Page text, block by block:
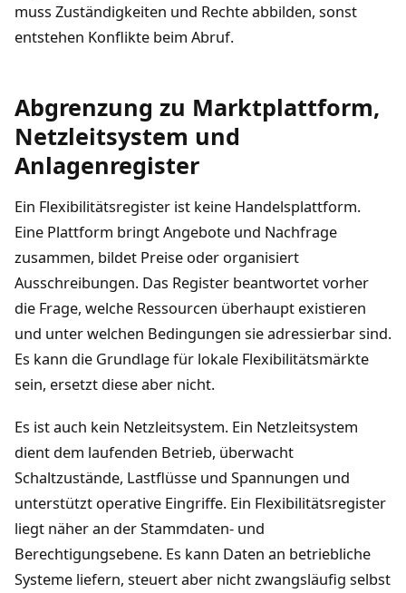
muss Zuständigkeiten und Rechte abbilden, sonst
entstehen Konflikte beim Abruf.
Abgrenzung zu Marktplattform,
Netzleitsystem und
Anlagenregister
Ein Flexibilitätsregister ist keine Handelsplattform.
Eine Plattform bringt Angebote und Nachfrage
zusammen, bildet Preise oder organisiert
Ausschreibungen. Das Register beantwortet vorher
die Frage, welche Ressourcen überhaupt existieren
und unter welchen Bedingungen sie adressierbar sind.
Es kann die Grundlage für lokale Flexibilitätsmärkte
sein, ersetzt diese aber nicht.
Es ist auch kein Netzleitsystem. Ein Netzleitsystem
dient dem laufenden Betrieb, überwacht
Schaltzustände, Lastflüsse und Spannungen und
unterstützt operative Eingriffe. Ein Flexibilitätsregister
liegt näher an der Stammdaten- und
Berechtigungsebene. Es kann Daten an betriebliche
Systeme liefern, steuert aber nicht zwangsläufig selbst